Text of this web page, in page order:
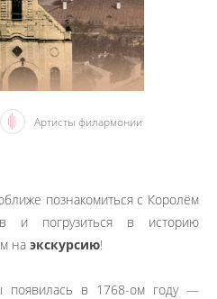
Артисты филармонии
познакомиться с Королём
и погрузиться в историю
на экскурсию!
появилась в 1768-ом году —